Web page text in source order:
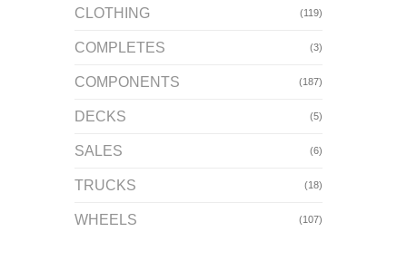
CLOTHING (119)
COMPLETES (3)
COMPONENTS (187)
DECKS (5)
SALES (6)
TRUCKS (18)
WHEELS (107)